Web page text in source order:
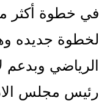
في خطوة أكثر
لخطوة جديده
الرياضي
رئيس مجلس